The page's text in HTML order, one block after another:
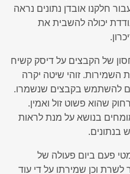
חלקנו אובדן נתונים נראה
יכולה להשבית את
של הקבצים על דיסק קשיח
זוהי שיטה יקרה
להשתמש בקבצים שנשמרו.
שהוא פשוט זול ואמין.
בנושא על מנת לראות
בנתונים.
פעם ביום פעולה של
וכן שמירתו על די עוד